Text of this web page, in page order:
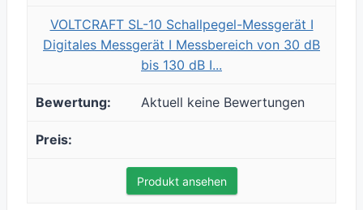
VOLTCRAFT SL-10 Schallpegel-Messgerät I
Digitales Messgerät I Messbereich von 30 dB
bis 130 dB I...
Aktuell keine Bewertungen
Produkt ansehen